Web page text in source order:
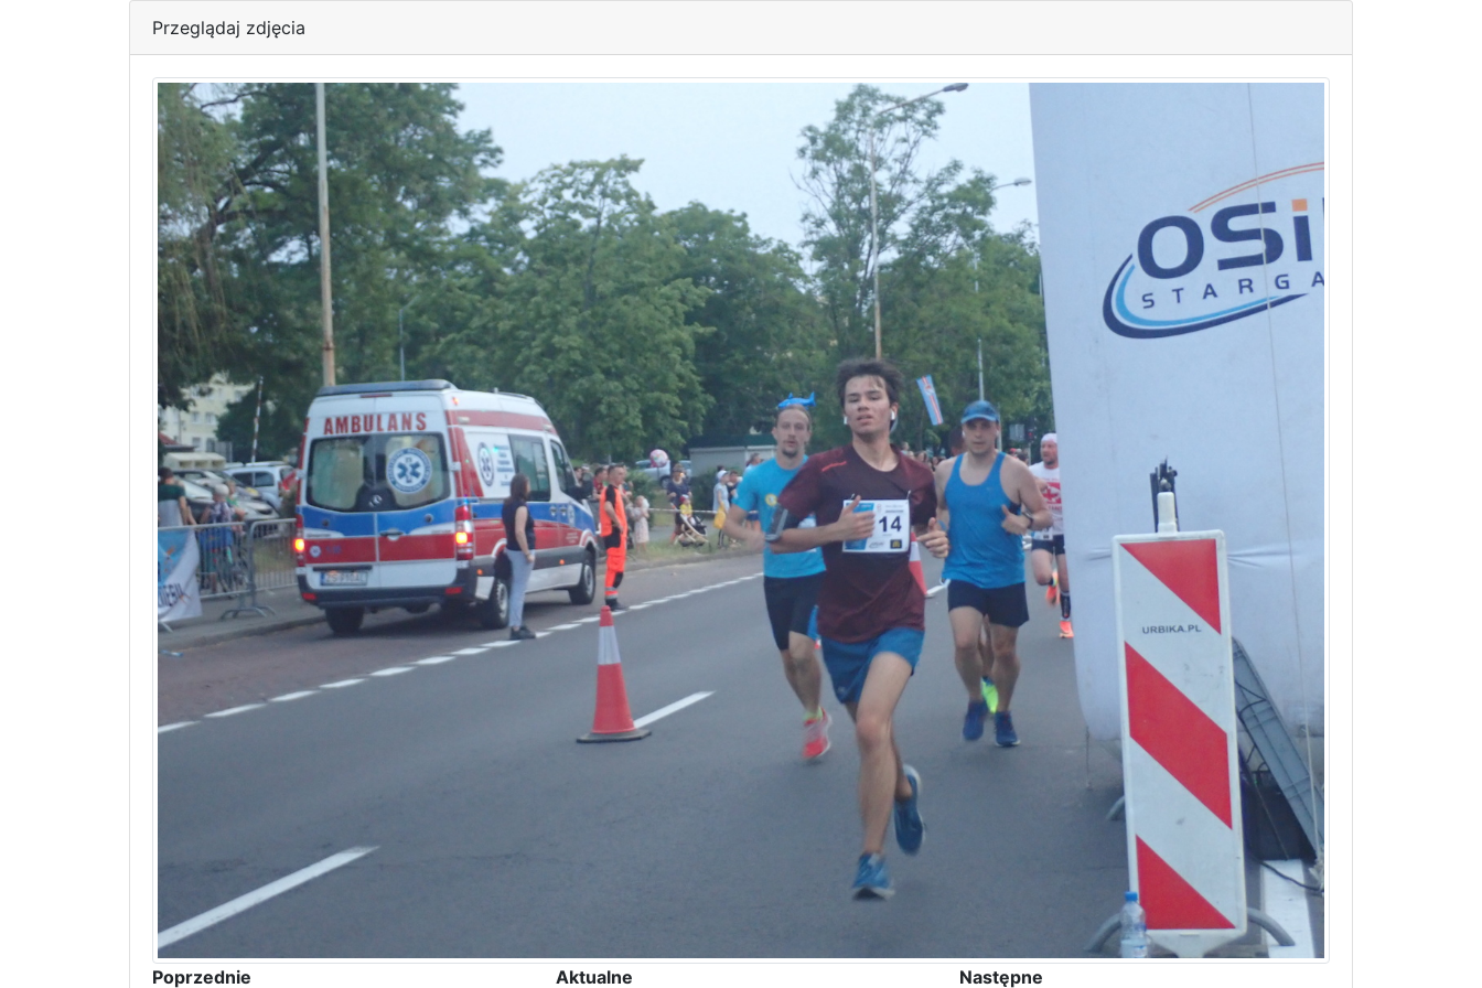
Przeglądaj zdjęcia
Poprzednie Aktualne Następne